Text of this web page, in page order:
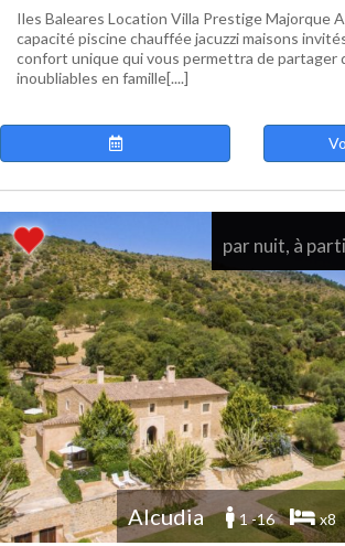
Iles Baleares Location Villa Prestige Majorque
capacité piscine chauffée jacuzzi maisons
confort unique qui vous permettra de partager
inoubliables en famille[....]
par nuit, à
Alcudia 1 -16 x8